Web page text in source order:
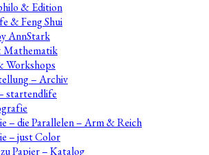
& Edition
& Feng Shui
AnnStark
Mathematik
Workshops
– Archiv
startendlife
– die Parallelen – Arm & Reich
– just Color
zu Papier – Katalog